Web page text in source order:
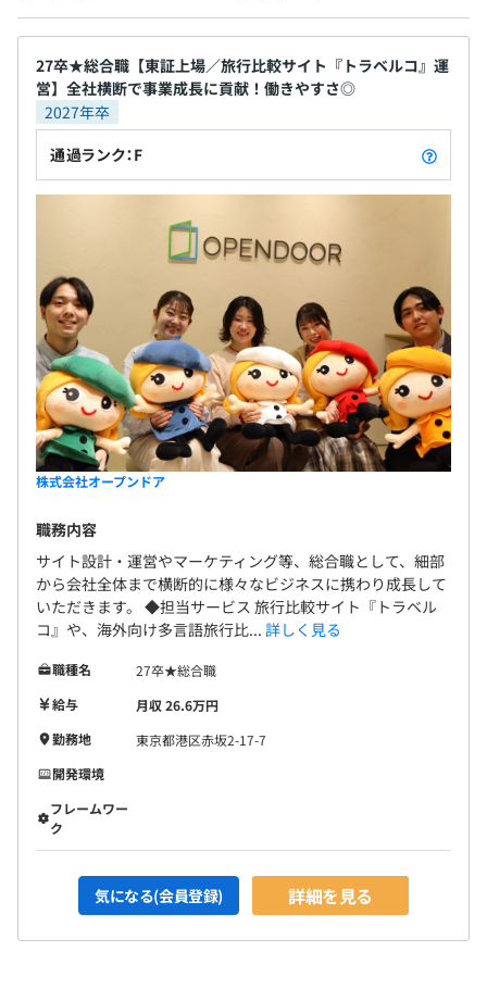
全社員のうち4割がシステムエンジニアとなっており、職
種として一番多い部署です。
その中には、コーダーやインフラ周りのスペシャリストと
して活躍する社員や、マネジメント能力を活かしマネージ
ャーとして活躍する社員もいます。
択していける環境です。
Web開発チームは、10チームです。
ホテル、航空券などメニュー単位で、開発チームを組んで
います。
1チームは、2名～8名で構成されています。
27卒★総合職【東証上場／旅行比較サイト『トラベルコ』運
営】全社横断で事業成長に貢献！働きやすさ◎
2027年卒
通過ランク：F
株式会社オープンドア
職務内容
サイト設計・運営やマーケティング等、総合職として、細部
から会社全体まで横断的に様々なビジネスに携わり成長して
いただきます。 ◆担当サービス 旅行比較サイト『トラベル
コ』や、海外向け多言語旅行比... 詳しく見る
職種名
27卒★総合職
給与
月収 26.6万円
勤務地
東京都港区赤坂2-17-7
開発環境
フレームワー
ク
気になる(会員登録) 詳細を見る